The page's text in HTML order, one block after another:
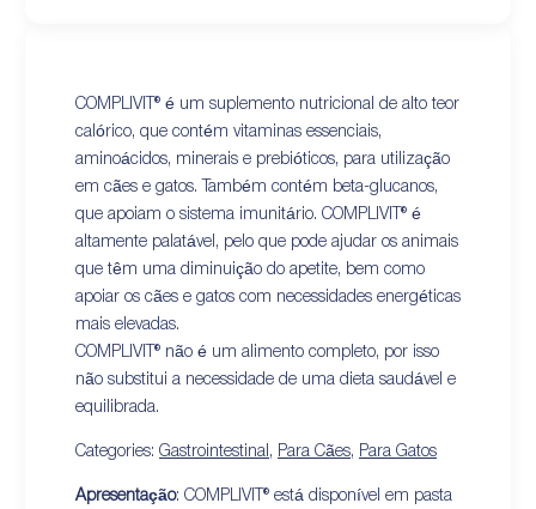
COMPLIVIT® é um suplemento nutricional de alto teor
calórico, que contém vitaminas essenciais,
aminoácidos, minerais e prebióticos, para utilização
em cães e gatos. Também contém beta-glucanos,
que apoiam o sistema imunitário. COMPLIVIT® é
altamente palatável, pelo que pode ajudar os animais
que têm uma diminuição do apetite, bem como
apoiar os cães e gatos com necessidades energéticas
mais elevadas.
COMPLIVIT® não é um alimento completo, por isso
não substitui a necessidade de uma dieta saudável e
equilibrada.
Categories: Gastrointestinal , Para Cães, Para Gatos
Apresentação: COMPLIVIT® está disponível em pasta